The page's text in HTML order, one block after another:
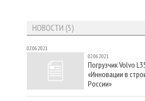
НОВОСТИ (5)
02.06.2021
02.06.2021
Погрузчик Volvo
«Инновации в
России»